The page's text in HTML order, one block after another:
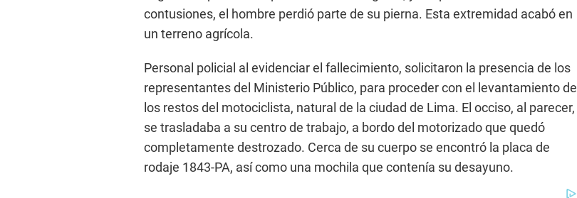
contusiones, el hombre perdió parte de su pierna. Esta extremidad acabó en
un terreno agrícola.
Personal policial al evidenciar el fallecimiento, solicitaron la presencia de los
representantes del Ministerio Público, para proceder con el levantamiento de
los restos del motociclista, natural de la ciudad de Lima. El occiso, al parecer,
se trasladaba a su centro de trabajo, a bordo del motorizado que quedó
completamente destrozado. Cerca de su cuerpo se encontró la placa de
rodaje 1843-PA, así como una mochila que contenía su desayuno.